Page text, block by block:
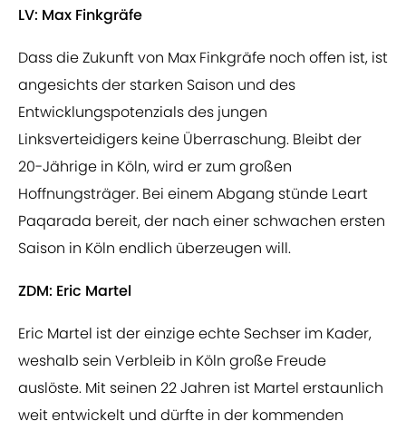
LV: Max Finkgräfe
Dass die Zukunft von Max Finkgräfe noch offen ist, ist
angesichts der starken Saison und des
Entwicklungspotenzials des jungen
Linksverteidigers keine Überraschung. Bleibt der
20-Jährige in Köln, wird er zum großen
Hoffnungsträger. Bei einem Abgang stünde Leart
Paqarada bereit, der nach einer schwachen ersten
Saison in Köln endlich überzeugen will.
ZDM: Eric Martel
Eric Martel ist der einzige echte Sechser im Kader,
weshalb sein Verbleib in Köln große Freude
auslöste. Mit seinen 22 Jahren ist Martel erstaunlich
weit entwickelt und dürfte in der kommenden